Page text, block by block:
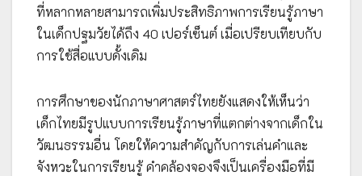
ที่หลากหลายสามารถเพิ่มประสิทธิภาพการเรียนรู้ภาษา
ในเด็กปฐมวัยได้ถึง 40 เปอร์เซ็นต์ เมื่อเปรียบเทียบกับ
การใช้สื่อแบบดั้งเดิม
การศึกษาของนักภาษาศาสตร์ไทยยังแสดงให้เห็นว่า
เด็กไทยมีรูปแบบการเรียนรู้ภาษาที่แตกต่างจากเด็กใน
วัฒนธรรมอื่น โดยให้ความสำคัญกับการเล่นคำและ
จังหวะในการเรียนรู้ คำคล้องจองจึงเป็นเครื่องมือที่มี